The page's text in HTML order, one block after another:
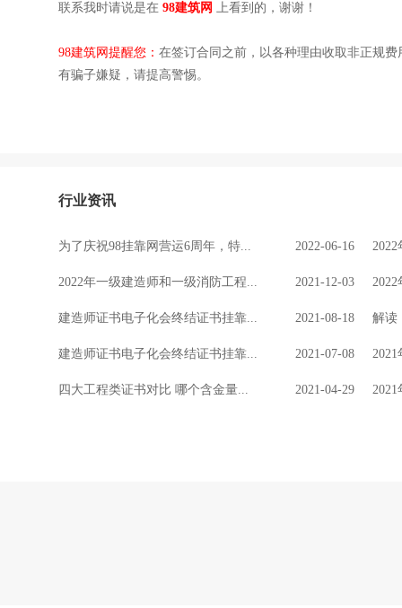
联系我时请说是在 98建筑网 上看到的，谢谢！
98建筑网提醒您： 在签订合同之前，以各种理由收取非正规
有骗子嫌疑，请提高警惕。
行业资讯
为了庆祝98挂靠网营运6周年，特... 2022-06-16
2022年一级建造师和一级消防工程... 2021-12-03
建造师证书电子化会终结证书挂靠... 2021-08-18 解读
建造师证书电子化会终结证书挂靠... 2021-07-08
四大工程类证书对比 哪个含金量... 2021-04-29